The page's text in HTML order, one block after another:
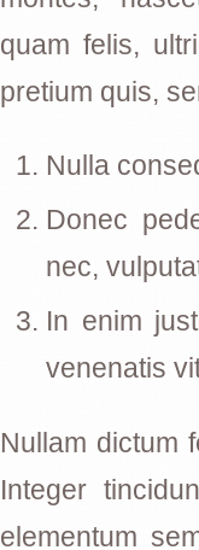
quam felis,
pretium quis,
Nulla
Donec
nec,
In enim
venenatis
Nullam dictum
Integer
elementum